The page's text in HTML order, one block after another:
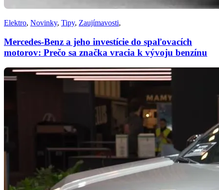
Elektro, Novinky, Tipy, Zaujímavosti,
Mercedes-Benz a jeho investície do spaľovacích
motorov: Prečo sa značka vracia k vývoju benzínu